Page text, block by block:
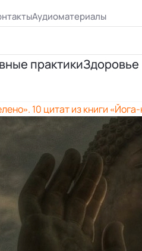
Аудиоматериалы
практики
практика
рэйки
и предсказания
10 цитат из книги